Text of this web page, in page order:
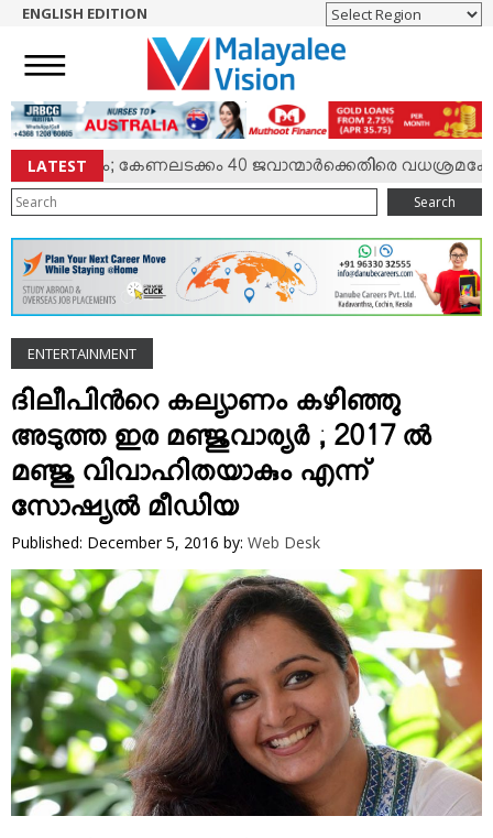
NEWS
ENGLISH
NRI
ENTERTAINMENT
MV SPECIAL
SPORTS
LIFESTYLE
TECH & AUTO
SOCIAL SPHERE
EDITORIAL
ARTS & LITERATURE
MAGAZINE
VIDEOS
YOUR SAY
COOKERY
KARSHAKAN
TOURS & TRAVEL
GREETINGS
CLASSIFIEDS
OBITUARY
ENGLISH EDITION
LATESTകേണലടക്കം 40 ജവാന്മാര്‍ക്കെതിരെ വധശ്രമക്കേസ്
Search
ENTERTAINMENT
ദിലീപിന്‍റെ കല്യാണം കഴിഞ്ഞു
അടുത്ത ഇര മഞ്ജുവാര്യര്‍ ; 2017 ല്‍
മഞ്ജു വിവാഹിതയാകും എന്ന്
സോഷ്യല്‍ മീഡിയ
Published: December 5, 2016 by: Web Desk